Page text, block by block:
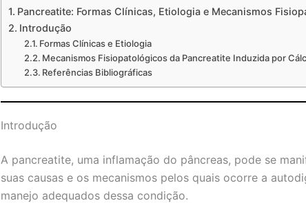
Pancreatite: Formas Clínicas, Etiologia e Mecanismos
Introdução
Formas Clínicas e Etiologia
Mecanismos Fisiopatológicos da Pancreatite Induzida por
Referências Bibliográficas
Introdução
A pancreatite, uma inflamação do pâncreas, pode se
suas causas e os mecanismos pelos quais ocorre a
manejo adequados dessa condição.